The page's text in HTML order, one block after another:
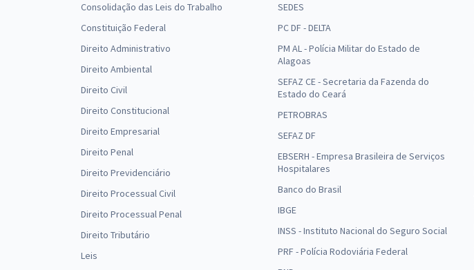
Consolidação das Leis do Trabalho
Constituição Federal
Direito Administrativo
Direito Ambiental
Direito Civil
Direito Constitucional
Direito Empresarial
Direito Penal
Direito Previdenciário
Direito Processual Civil
Direito Processual Penal
Direito Tributário
Leis
SEDES
PC DF - DELTA
PM AL - Polícia Militar do Estado de
Alagoas
SEFAZ CE - Secretaria da Fazenda do
Estado do Ceará
PETROBRAS
SEFAZ DF
EBSERH - Empresa Brasileira de Serviços
Hospitalares
Banco do Brasil
IBGE
INSS - Instituto Nacional do Seguro Social
PRF - Polícia Rodoviária Federal